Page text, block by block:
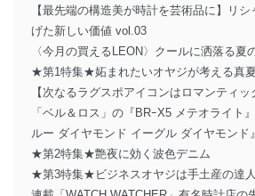
【最先端の構造美が時計を芸術品に】リ
げた新しい価値 vol.03
〈今月の買えるLEON〉クールに洒落る夏
★第1特集★妬まれたいオヤジが考える真
【次なるラグスポアイコンはロマンティッ
「ベル＆ロス」の『BRｰX5 メテオライト
ルー ダイヤモンド イーグル ダイヤモンド』
★第2特集★艶夜に効く波色デニム
★第3特集★ビジネスオヤジは手土産の達人